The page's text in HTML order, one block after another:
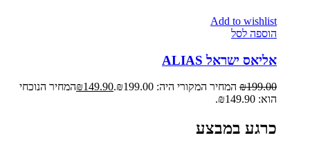
Add to wishlist
הוספה לסל
אליאס ישראל ALIAS
₪199.00 המחיר המקורי היה: ₪199.00. ₪149.90
המחיר הנוכחי
הוא: ₪149.90.
כרגע במבצע